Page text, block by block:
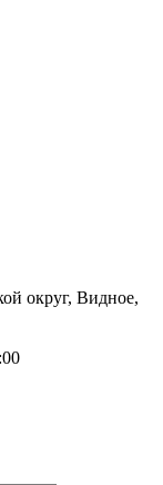
округ, Видное,